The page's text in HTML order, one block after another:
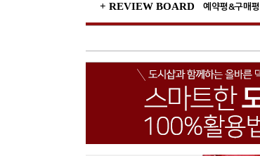
+ REVIEW BOARD 예약평&구매평